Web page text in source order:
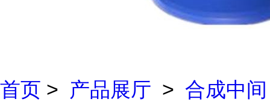
首页 > 产品展厅 > 合成中间